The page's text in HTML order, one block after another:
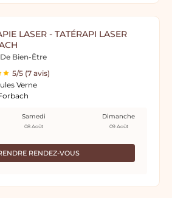
LASER - TATÉRAPI LASER
Bien-Être
5/5 (7 avis)
Verne
RENDEZ-VOUS
Samedi
08 Août
Dimanche
09 Août